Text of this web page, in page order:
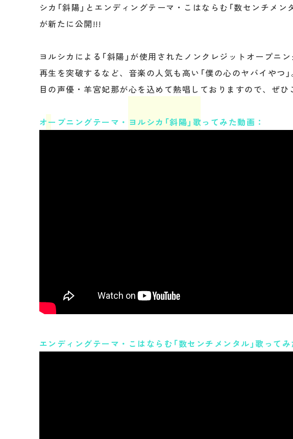
シカ「斜陽」とエンディングテーマ・こはならむ「数センチメン
が新たに公開!!!
ヨルシカによる「斜陽」が使用されたノンクレジットオープニ
再生を突破するなど、音楽の人気も高い「僕の心のヤバイやつ
目の声優・羊宮妃那が心を込めて熱唱しておりますので、ぜ
オープニングテーマ・ヨルシカ「斜陽」歌ってみた動画：
エンディングテーマ・こはならむ「数センチメンタル」歌ってみ